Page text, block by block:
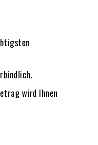
wird Ihnen